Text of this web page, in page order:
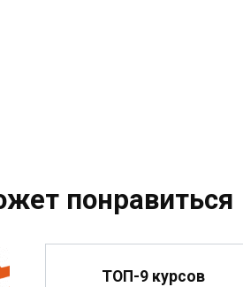
понравиться
ТОП-9 курсов